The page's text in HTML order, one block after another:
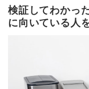
検証してわかっ
に向いている人